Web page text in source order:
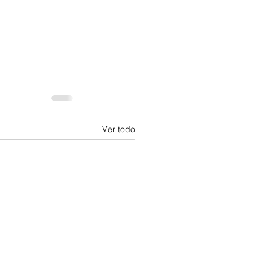
Ver todo